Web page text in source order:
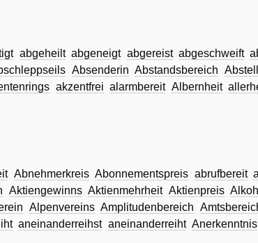
abgeheilt abgeneigt abgereist abgeschweift
Absenderin Abstandsbereich
akzentfrei alarmbereit Albernheit
Abnehmerkreis Abonnementspreis abrufbereit
Aktiengewinns Aktienmehrheit Aktienpreis
Alpenvereins Amplitudenbereich
aneinanderreihst aneinanderreiht Anerkenntnis